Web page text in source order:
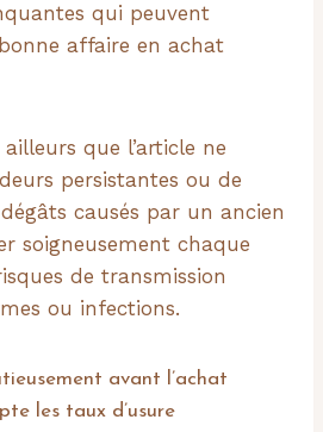
qui peuvent
affaire en achat
que l’article ne
persistantes ou de
causés par un ancien
soigneusement chaque
de transmission
ou infections.
avant l’achat
les taux d’usure